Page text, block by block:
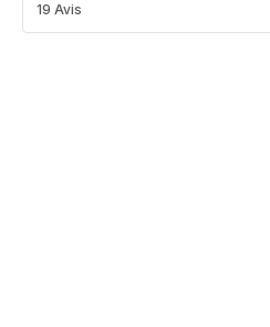
ratings.4.7
19 Avis